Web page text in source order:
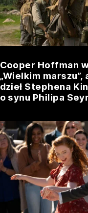
Cooper Hoffman
„Wielkim
dzieł Stephena
o synu Philipa